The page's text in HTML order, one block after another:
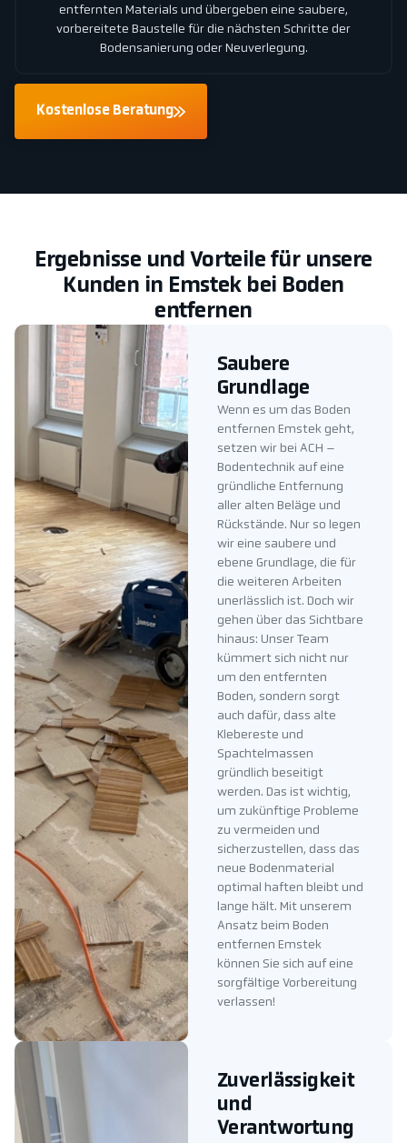
entfernten Materials und übergeben eine saubere,
vorbereitete Baustelle für die nächsten Schritte der
Bodensanierung oder Neuverlegung.
Kostenlose Beratung
Ergebnisse und Vorteile für unsere
Kunden in Emstek bei Boden
entfernen
Saubere
Grundlage
Wenn es um das Boden
entfernen Emstek geht,
setzen wir bei ACH –
Bodentechnik auf eine
gründliche Entfernung
aller alten Beläge und
Rückstände. Nur so legen
wir eine saubere und
ebene Grundlage, die für
die weiteren Arbeiten
unerlässlich ist. Doch wir
gehen über das Sichtbare
hinaus: Unser Team
kümmert sich nicht nur
um den entfernten
Boden, sondern sorgt
auch dafür, dass alte
Klebereste und
Spachtelmassen
gründlich beseitigt
werden. Das ist wichtig,
um zukünftige Probleme
zu vermeiden und
sicherzustellen, dass das
neue Bodenmaterial
optimal haften bleibt und
lange hält. Mit unserem
Ansatz beim Boden
entfernen Emstek
können Sie sich auf eine
sorgfältige Vorbereitung
verlassen!
Zuverlässigkeit
und
Verantwortung